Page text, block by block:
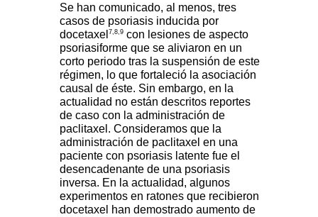
Se han comunicado, al menos, tres
casos de psoriasis inducida por
docetaxel 7,8,9 con lesiones de aspecto
psoriasiforme que se aliviaron en un
corto periodo tras la suspensión de este
régimen, lo que fortaleció la asociación
causal de éste. Sin embargo, en la
actualidad no están descritos reportes
de caso con la administración de
paclitaxel. Consideramos que la
administración de paclitaxel en una
paciente con psoriasis latente fue el
desencadenante de una psoriasis
inversa. En la actualidad, algunos
experimentos en ratones que recibieron
docetaxel han demostrado aumento de